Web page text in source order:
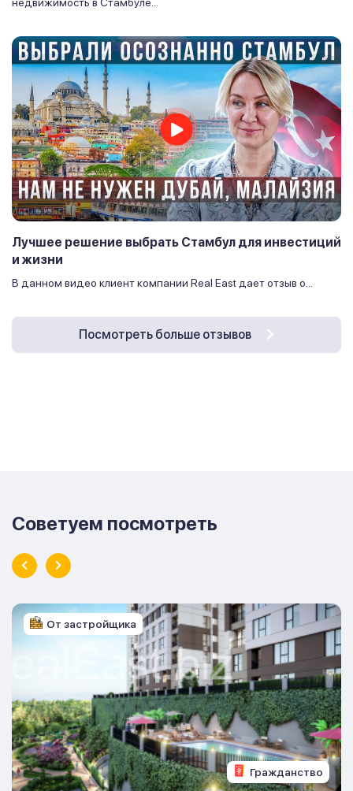
недвижимость в Стамбуле...
Лучшее решение выбрать Стамбул для инвестиций
и жизни
В данном видео клиент компании Real East дает отзыв о...
Посмотреть больше отзывов
Советуем посмотреть
Гражданство
От застройщика